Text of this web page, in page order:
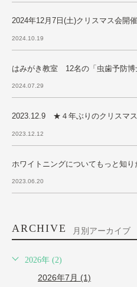
2024年12月7日(土)クリスマス会開
2024.10.19
はみがき教室 12名の「虫歯予防博
2024.07.29
2023.12.9 ★４年ぶりのクリスマ
2023.12.12
ホワイトニングについてもっと知
2023.06.20
ARCHIVE 月別アーカイブ
2026年 (2)
2026年7月 (1)